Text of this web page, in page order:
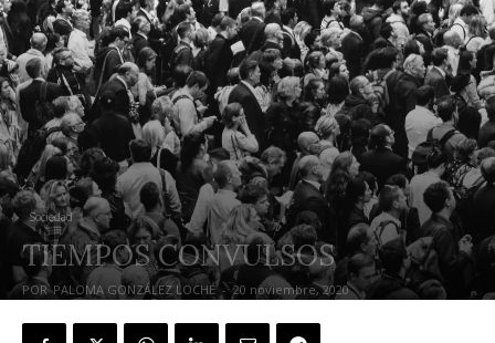
Sociedad
TIEMPOS CONVULSOS
POR PALOMA GONZÁLEZ LOCHÉ - 20 noviembre, 2020